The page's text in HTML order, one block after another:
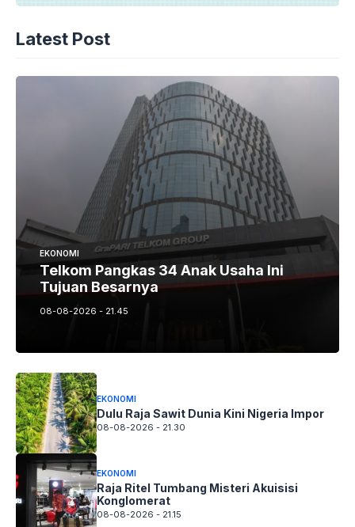
Latest Post
EKONOMI
Telkom Pangkas 34 Anak Usaha Ini
Tujuan Besarnya
08-08-2026 - 21.45
EKONOMI
Dulu Raja Sawit Dunia Kini Nigeria Impor
08-08-2026 - 21.30
EKONOMI
Raja Ritel Tumbang Misteri Akuisisi
Konglomerat
08-08-2026 - 21.15